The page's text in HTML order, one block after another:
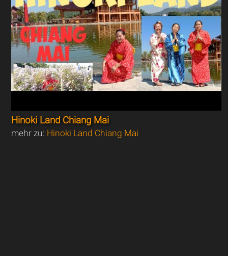
Hinoki Land Chiang Mai
mehr zu: Hinoki Land Chiang Mai